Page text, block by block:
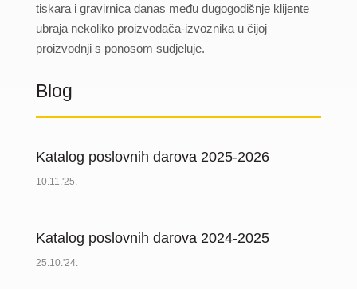
tiskara i gravirnica danas među dugogodišnje klijente
ubraja nekoliko proizvođača-izvoznika u čijoj
proizvodnji s ponosom sudjeluje.
Blog
Katalog poslovnih darova 2025-2026
10.11.'25.
Katalog poslovnih darova 2024-2025
25.10.'24.